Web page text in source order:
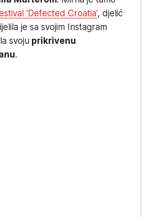
'Defected Croatia', djelić
je sa svojim Instagram
svoju prikrivenu
.